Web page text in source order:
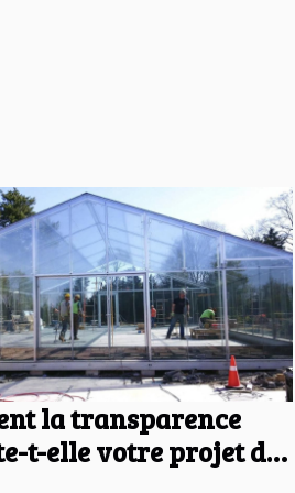
la transparence
t-elle votre projet de